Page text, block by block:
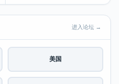
进入论坛 →
美国